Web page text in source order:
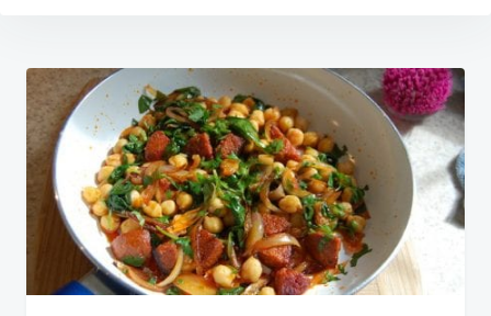
Navigation
de
l’article